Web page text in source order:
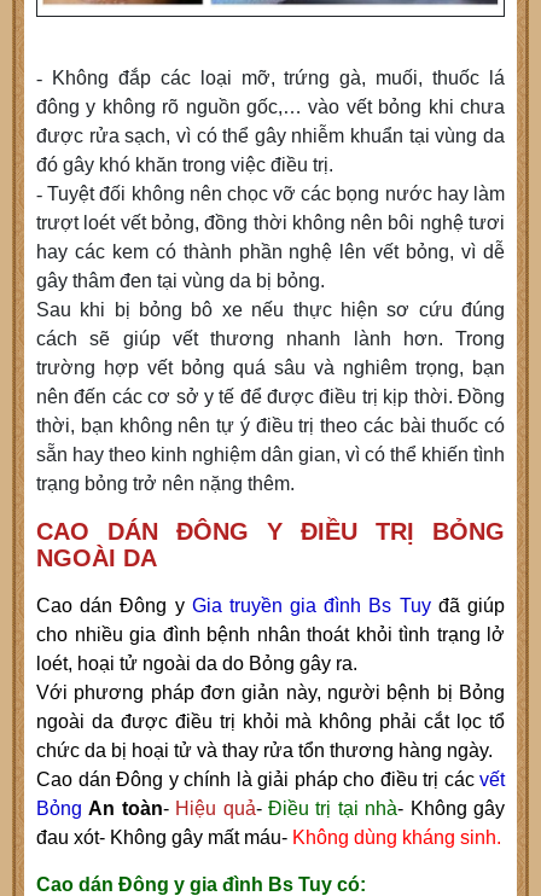
- Không đắp các loại mỡ, trứng gà, muối, thuốc lá
đông y không rõ nguồn gốc,… vào vết bỏng khi chưa
được rửa sạch, vì có thể gây nhiễm khuẩn tại vùng da
đó gây khó khăn trong việc điều trị.
-Tuyệt đối không nên chọc vỡ các bọng nước hay làm
trượt loét vết bỏng, đồng thời không nên bôi nghệ tươi
hay các kem có thành phần nghệ lên vết bỏng, vì dễ
gây thâm đen tại vùng da bị bỏng.
Sau khi bị bỏng bô xe nếu thực hiện sơ cứu đúng
cách sẽ giúp vết thương nhanh lành hơn. Trong
trường hợp vết bỏng quá sâu và nghiêm trọng, bạn
nên đến các cơ sở y tế để được điều trị kịp thời. Đồng
thời, bạn không nên tự ý điều trị theo các bài thuốc có
sẵn hay theo kinh nghiệm dân gian, vì có thể khiến tình
trạng bỏng trở nên nặng thêm.
CAO DÁN ĐÔNG Y ĐIỀU TRỊ BỎNG
NGOÀI DA
Cao dán Đông y Gia truyền gia đình Bs Tuy đã giúp
cho nhiều gia đình bệnh nhân thoát khỏi tình trạng lở
loét, hoại tử ngoài da do Bỏng gây ra.
Với phương pháp đơn giản này, người bệnh bị Bỏng
ngoài da được điều trị khỏi mà không phải cắt lọc tổ
chức da bị hoại tử và thay rửa tổn thương hàng ngày.
Cao dán Đông y chính là giải pháp cho điều trị các vết
BỏngAn toàn- H iệu quả-Điều trị tại nhà- Không gây
đau xót- Không gây mất máu- Không dùng kháng sinh.
Cao dán Đông y gia đình Bs Tuy có: